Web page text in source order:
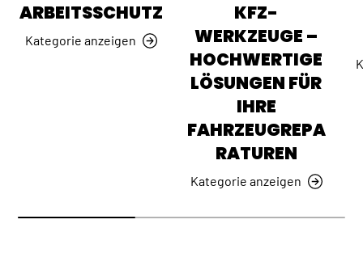
ARBEITSSCHUTZ
Kategorie anzeigen
KFZ-
WERKZEUGE –
HOCHWERTIGE
LÖSUNGEN FÜR
IHRE
FAHRZEUGREPA
RATUREN
Kategorie anzeigen